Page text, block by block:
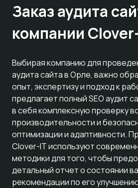
Заказ аудита
компании
Выбирая компанию для
аудита сайта в Орле, важно
опыт, экспертизу и подход к
предлагает полный SEO аудит
в себя комплексную проверку
производительности и
оптимизации и адаптивности.
Clover-IT используют
методики для того, чтобы
детальный отчет о состоянии
рекомендации по его